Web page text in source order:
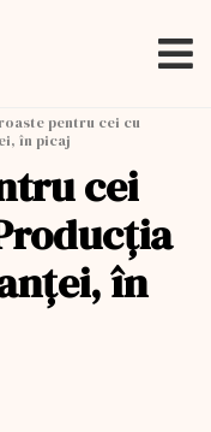
pentru cei cu
în picaj
cei
în